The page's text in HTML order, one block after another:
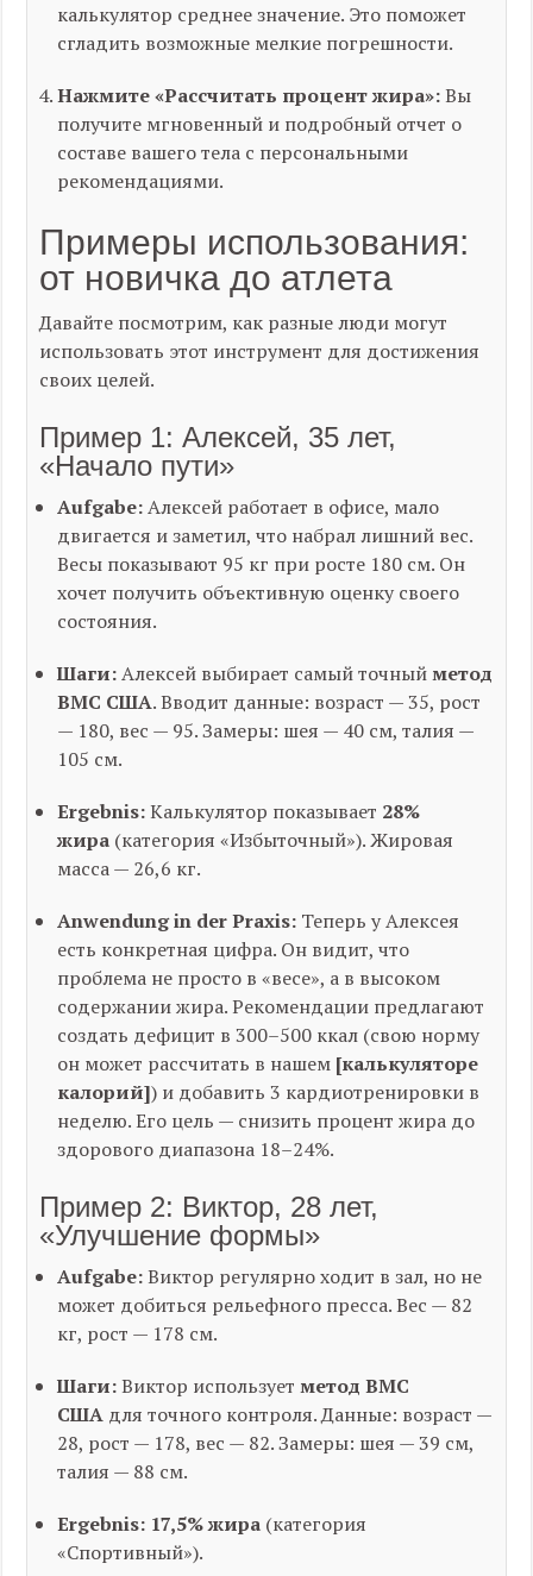
калькулятор среднее значение. Это поможет
сгладить возможные мелкие погрешности.
Нажмите «Рассчитать процент жира»:Вы
получите мгновенный и подробный отчет о
составе вашего тела с персональными
рекомендациями.
Примеры использования:
от новичка до атлета
Давайте посмотрим, как разные люди могут
использовать этот инструмент для достижения
своих целей.
Пример 1: Алексей, 35 лет,
«Начало пути»
Aufgabe:Алексей работает в офисе, мало
двигается и заметил, что набрал лишний вес.
Весы показывают 95 кг при росте 180 см. Он
хочет получить объективную оценку своего
состояния.
Шаги:Алексей выбирает самый точныйметод
ВМС США. Вводит данные: возраст — 35, рост
— 180, вес — 95. Замеры: шея — 40 см, талия —
105 см.
Ergebnis:Калькулятор показывает 28%
жира (категория «Избыточный»). Жировая
масса — 26,6 кг.
Anwendung in der Praxis: Теперь у Алексея
есть конкретная цифра. Он видит, что
проблема не просто в «весе», а в высоком
содержании жира. Рекомендации предлагают
создать дефицит в 300–500 ккал (свою норму
он может рассчитать в нашем [калькуляторе
калорий]) и добавить 3 кардиотренировки в
неделю. Его цель — снизить процент жира до
здорового диапазона 18–24%.
Пример 2: Виктор, 28 лет,
«Улучшение формы»
Aufgabe:Виктор регулярно ходит в зал, но не
может добиться рельефного пресса. Вес — 82
кг, рост — 178 см.
Шаги:Виктор используетметод ВМС
США для точного контроля. Данные: возраст —
28, рост — 178, вес — 82. Замеры: шея — 39 см,
талия — 88 см.
Ergebnis: 17,5% жира (категория
«Спортивный»).